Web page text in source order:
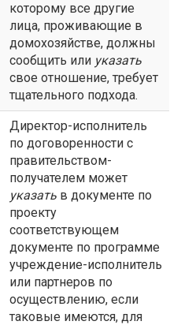
которому все другие
лица, проживающие в
домохозяйстве, должны
сообщить или указать
свое отношение, требует
тщательного подхода.
Директор-исполнитель
по договоренности с
правительством-
получателем может
указать в документе по
проекту
соответствующем
документе по программе
учреждение-исполнитель
или партнеров по
осуществлению, если
таковые имеются, для